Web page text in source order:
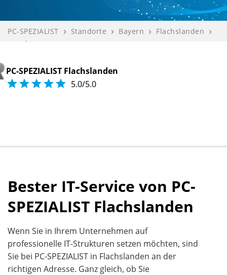
PC-SPEZIALIST navigate_next Standorte navigate_next Bayern navigate_next Flachslanden navigate_next
Kanzler IT G...
PC-SPEZIALIST Flachslanden
 5.0/5.0
Bester IT-Service von PC-
SPEZIALIST Flachslanden
Wenn Sie in Ihrem Unternehmen auf
professionelle IT-Strukturen setzen möchten, sind
Sie bei PC-SPEZIALIST in Flachslanden an der
richtigen Adresse. Ganz gleich, ob Sie